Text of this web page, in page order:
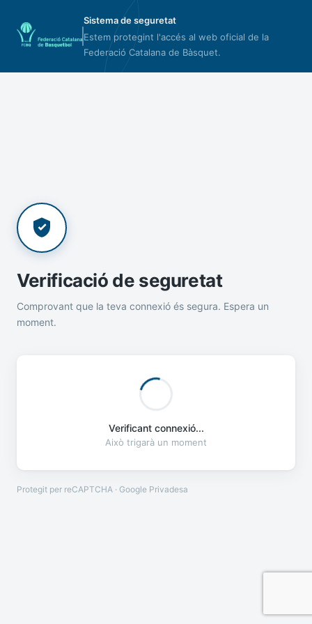
Sistema de seguretat
Estem protegint l'accés al web oficial de la
Federació Catalana de Bàsquet.
Verificació de seguretat
Comprovant que la teva connexió és segura. Espera un
moment.
Verificant connexió...
Això trigarà un moment
Protegit per reCAPTCHA · Google Privadesa